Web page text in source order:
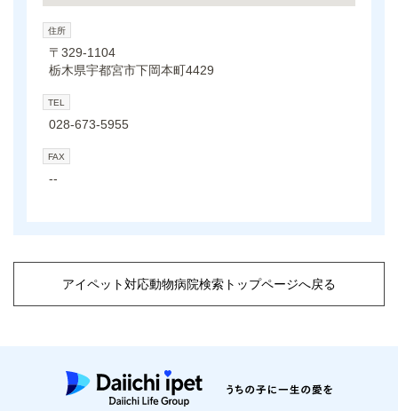
住所
〒329-1104
栃木県宇都宮市下岡本町4429
TEL
028-673-5955
FAX
--
アイペット対応動物病院検索トップページへ戻る